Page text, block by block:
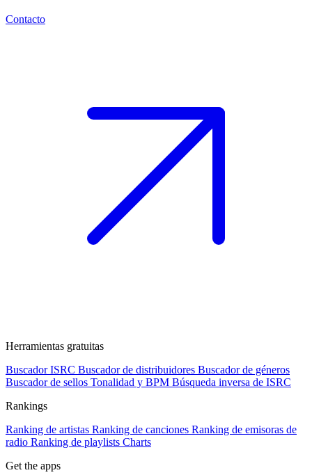
Contacto
Herramientas gratuitas
Buscador ISRC Buscador de distribuidores Buscador de géneros
Buscador de sellos Tonalidad y BPM Búsqueda inversa de ISRC
Rankings
Ranking de artistas Ranking de canciones Ranking de emisoras de
radio Ranking de playlists Charts
Get the apps